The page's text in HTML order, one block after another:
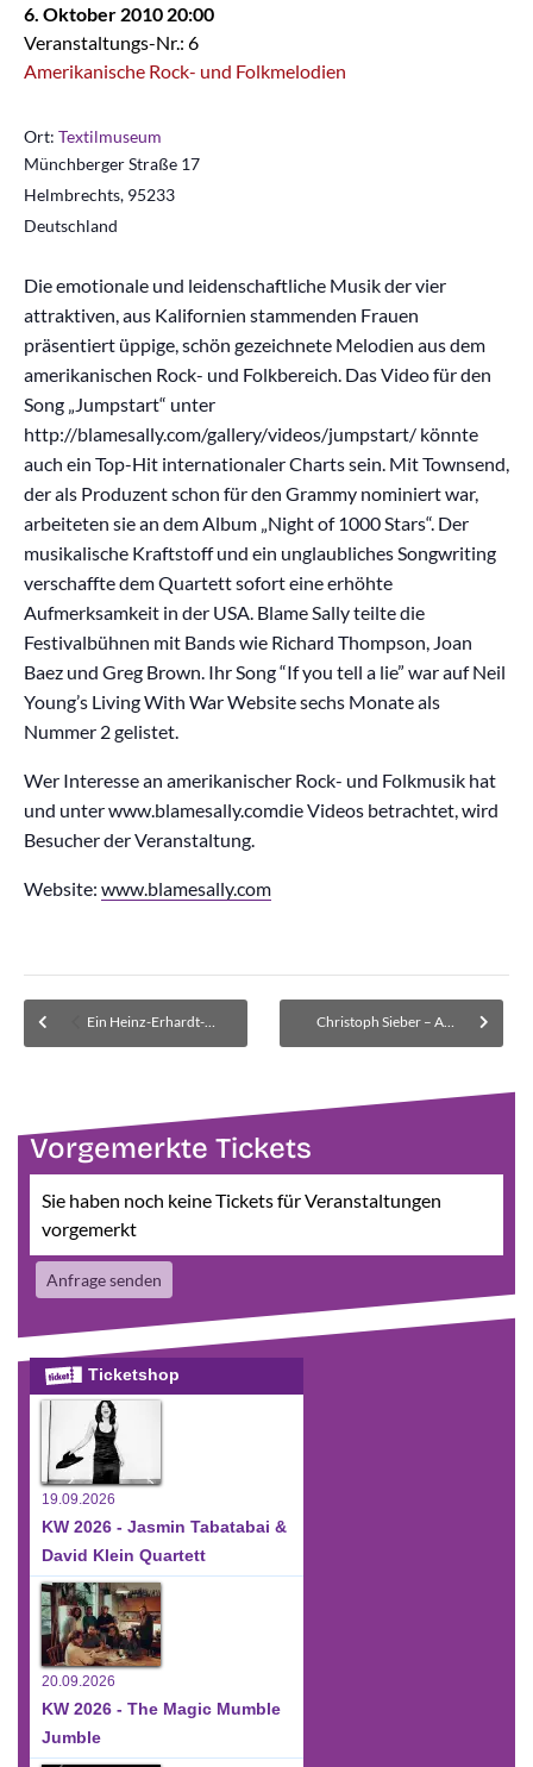
6. Oktober 2010 20:00
Veranstaltungs-Nr.: 6
Amerikanische Rock- und Folkmelodien
Ort: Textilmuseum
Münchberger Straße 17
Helmbrechts, 95233
Deutschland
Die emotionale und leidenschaftliche Musik der vier
attraktiven, aus Kalifornien stammenden Frauen
präsentiert üppige, schön gezeichnete Melodien aus dem
amerikanischen Rock- und Folkbereich. Das Video für den
Song „Jumpstart“ unter
http://blamesally.com/gallery/videos/jumpstart/ könnte
auch ein Top-Hit internationaler Charts sein. Mit Townsend,
der als Produzent schon für den Grammy nominiert war,
arbeiteten sie an dem Album „Night of 1000 Stars“. Der
musikalische Kraftstoff und ein unglaubliches Songwriting
verschaffte dem Quartett sofort eine erhöhte
Aufmerksamkeit in der USA. Blame Sally teilte die
Festivalbühnen mit Bands wie Richard Thompson, Joan
Baez und Greg Brown. Ihr Song “If you tell a lie” war auf Neil
Young’s Living With War Website sechs Monate als
Nummer 2 gelistet.
Wer Interesse an amerikanischer Rock- und Folkmusik hat
und unter www.blamesally.comdie Videos betrachtet, wird
Besucher der Veranstaltung.
Website: www.blamesally.com
Ein Heinz-Erhardt-Abend Christoph Sieber – Ausverkauft! Im Museum wird eine Warteliste für zurückgegebene Karten geführt.
Vorgemerkte Tickets
Sie haben noch keine Tickets für Veranstaltungen
vorgemerkt
Anfrage senden
Ticketshop
19.09.2026
KW 2026 - Jasmin Tabatabai &
David Klein Quartett
20.09.2026
KW 2026 - The Magic Mumble
Jumble